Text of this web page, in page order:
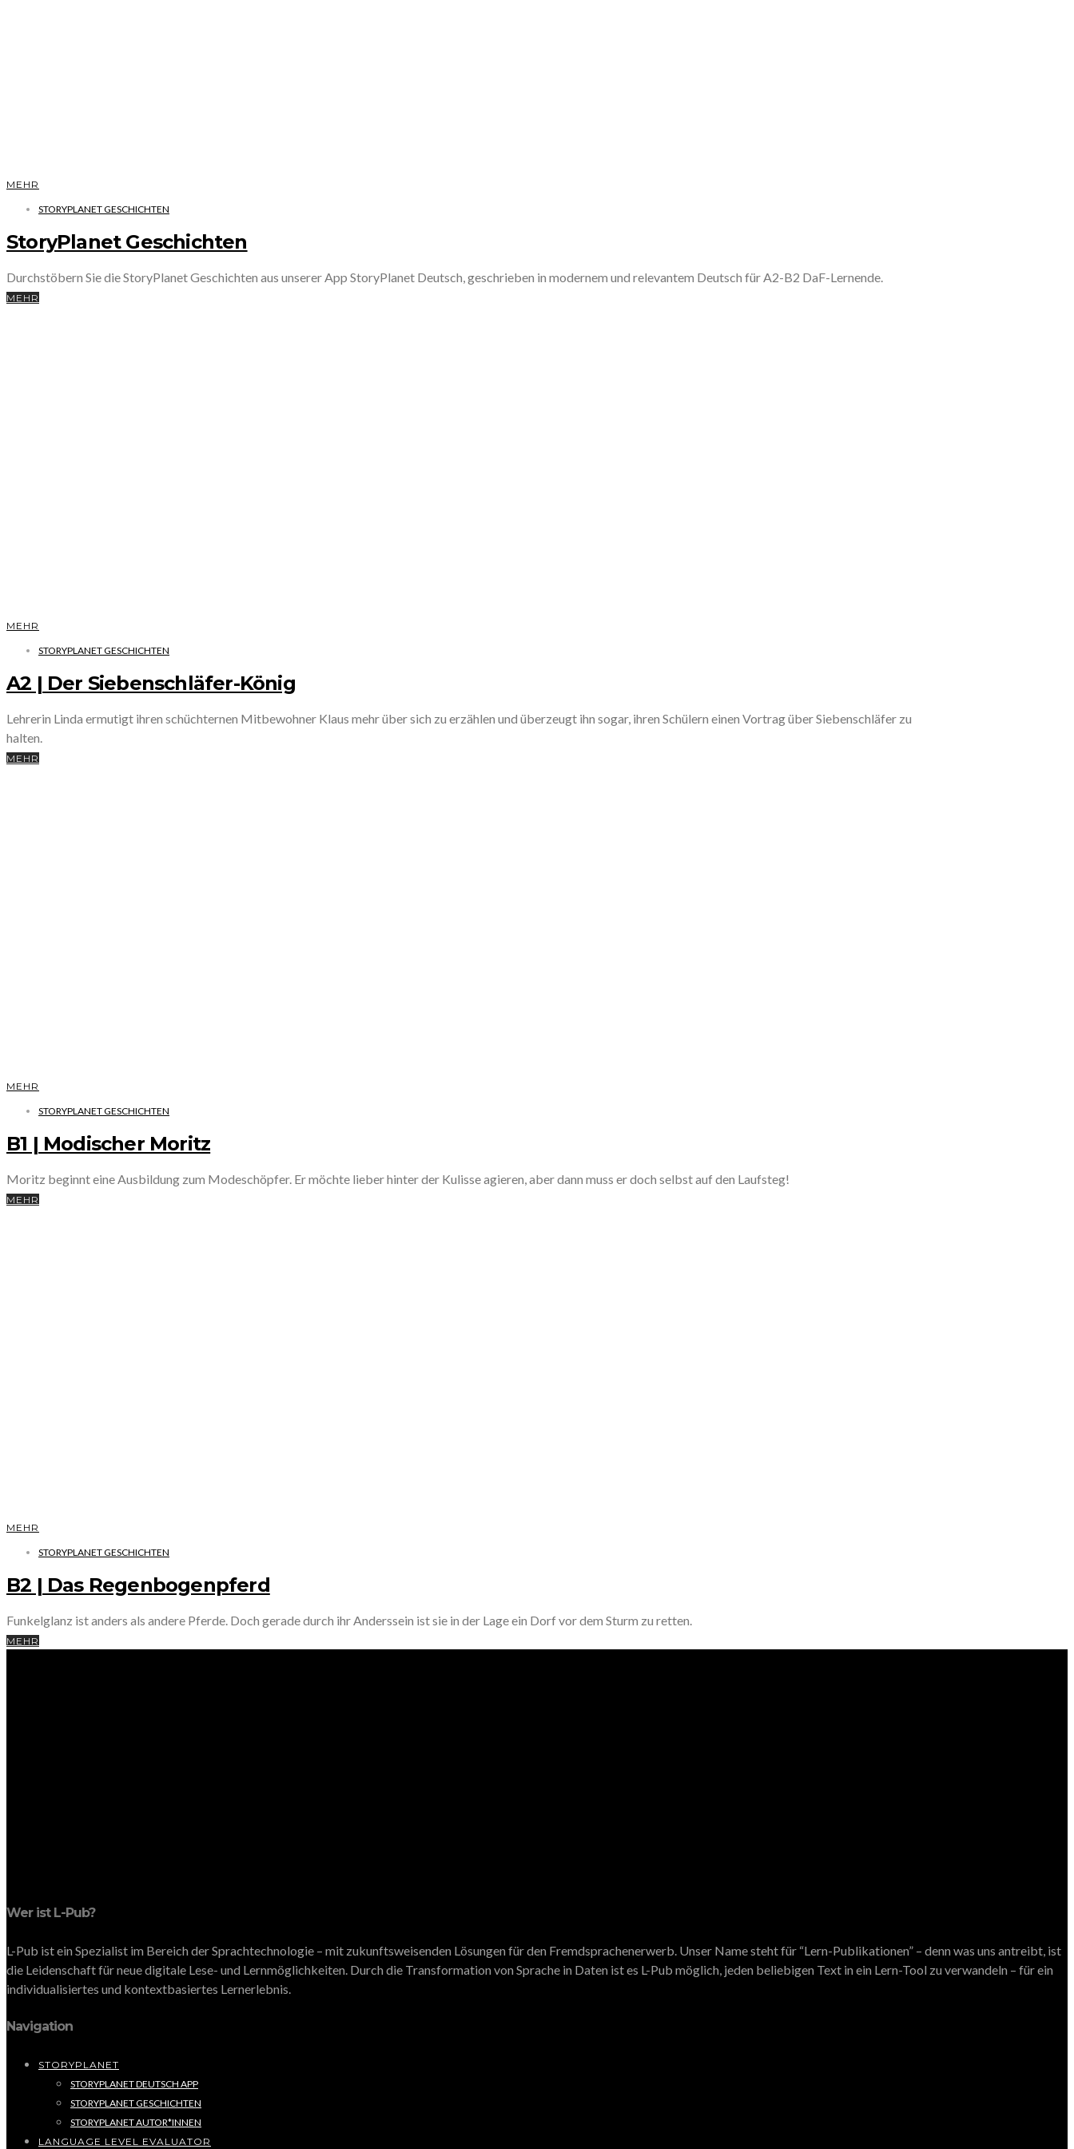
MEHR
STORYPLANET GESCHICHTEN
StoryPlanet Geschichten
Durchstöbern Sie die StoryPlanet Geschichten aus unserer App StoryPlanet Deutsch, geschrieben in modernem und relevantem Deutsch für A2-B2 DaF-Lernende.
MEHR
MEHR
STORYPLANET GESCHICHTEN
A2 | Der Siebenschläfer-König
Lehrerin Linda ermutigt ihren schüchternen Mitbewohner Klaus mehr über sich zu erzählen und überzeugt ihn sogar, ihren Schülern einen Vortrag über Siebenschläfer zu
halten.
MEHR
MEHR
STORYPLANET GESCHICHTEN
B1 | Modischer Moritz
Moritz beginnt eine Ausbildung zum Modeschöpfer. Er möchte lieber hinter der Kulisse agieren, aber dann muss er doch selbst auf den Laufsteg!
MEHR
MEHR
STORYPLANET GESCHICHTEN
B2 | Das Regenbogenpferd
Funkelglanz ist anders als andere Pferde. Doch gerade durch ihr Anderssein ist sie in der Lage ein Dorf vor dem Sturm zu retten.
MEHR
Wer ist L-Pub?
L-Pub ist ein Spezialist im Bereich der Sprachtechnologie – mit zukunftsweisenden Lösungen für den Fremdsprachenerwerb. Unser Name steht für “Lern-Publikationen” – denn was uns antreibt, ist
die Leidenschaft für neue digitale Lese- und Lernmöglichkeiten. Durch die Transformation von Sprache in Daten ist es L-Pub möglich, jeden beliebigen Text in ein Lern-Tool zu verwandeln – für ein
individualisiertes und kontextbasiertes Lernerlebnis.
Navigation
STORYPLANET
STORYPLANET DEUTSCH APP
STORYPLANET GESCHICHTEN
STORYPLANET AUTOR*INNEN
LANGUAGE LEVEL EVALUATOR